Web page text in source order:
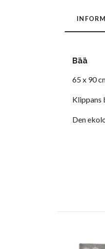
Bää
65 x 90
Klippans
Den